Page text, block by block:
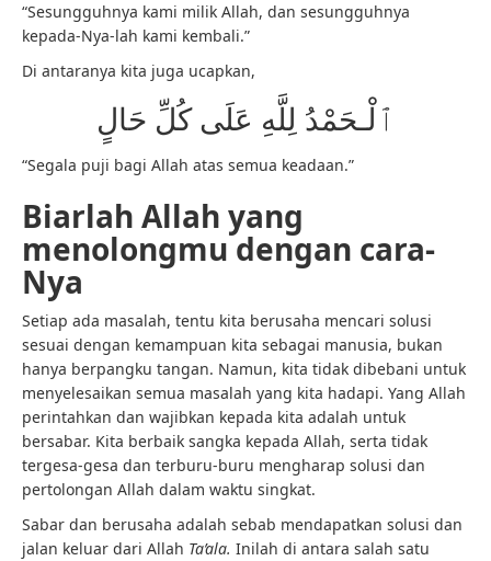
“Sesungguhnya kami milik Allah, dan sesungguhnya
kepada-Nya-lah kami kembali.”
Di antaranya kita juga ucapkan,
ٱلْـحَمْدُ لِلَّهِ عَلَى كُلِّ حَالٍ
“Segala puji bagi Allah atas semua keadaan.”
Biarlah Allah yang
menolongmu dengan cara-
Nya
Setiap ada masalah, tentu kita berusaha mencari solusi
sesuai dengan kemampuan kita sebagai manusia, bukan
hanya berpangku tangan. Namun, kita tidak dibebani untuk
menyelesaikan semua masalah yang kita hadapi. Yang Allah
perintahkan dan wajibkan kepada kita adalah untuk
bersabar. Kita berbaik sangka kepada Allah, serta tidak
tergesa-gesa dan terburu-buru mengharap solusi dan
pertolongan Allah dalam waktu singkat.
Sabar dan berusaha adalah sebab mendapatkan solusi dan
jalan keluar dari Allah Ta’ala. Inilah di antara salah satu